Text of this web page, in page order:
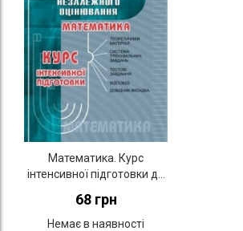
Математика. Курс
інтенсивної підготовки до
оцінювання
68 грн
Немає в наявності